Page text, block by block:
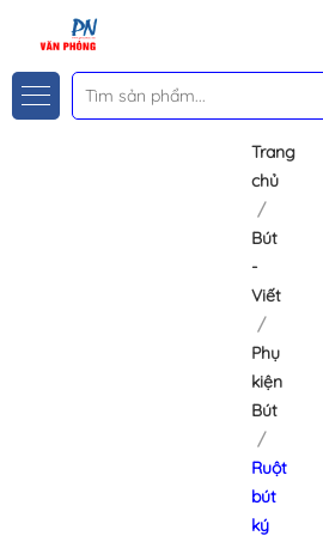
Trang
chủ
Bút
-
Viết
Phụ
kiện
Bút
Ruột
bút
ký